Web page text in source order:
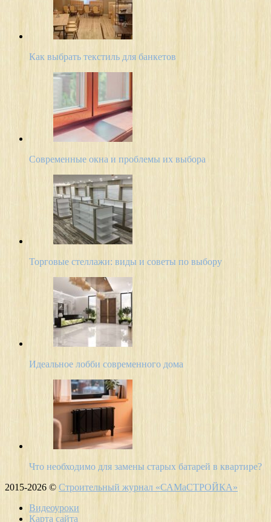
Как выбрать текстиль для банкетов
Современные окна и проблемы их выбора
Торговые стеллажи: виды и советы по выбору
Идеальное лобби современного дома
Что необходимо для замены старых батарей в квартире?
2015-2026 © Строительный журнал «САМаСТРОЙКА»
Видеоуроки
Карта сайта